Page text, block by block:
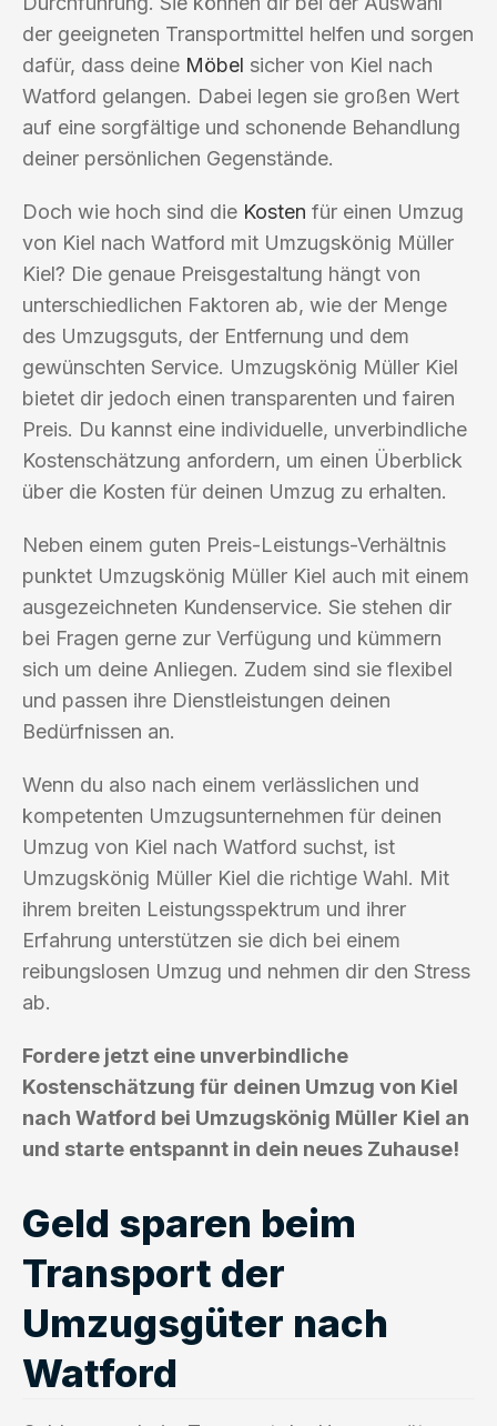
der geeigneten Transportmittel helfen und sorgen
dafür, dass deine Möbel sicher von Kiel nach
Watford gelangen. Dabei legen sie großen Wert
auf eine sorgfältige und schonende Behandlung
deiner persönlichen Gegenstände.
Doch wie hoch sind die Kosten für einen Umzug
von Kiel nach Watford mit Umzugskönig Müller
Kiel? Die genaue Preisgestaltung hängt von
unterschiedlichen Faktoren ab, wie der Menge
des Umzugsguts, der Entfernung und dem
gewünschten Service. Umzugskönig Müller Kiel
bietet dir jedoch einen transparenten und fairen
Preis. Du kannst eine individuelle, unverbindliche
Kostenschätzung anfordern, um einen Überblick
über die Kosten für deinen Umzug zu erhalten.
Neben einem guten Preis-Leistungs-Verhältnis
punktet Umzugskönig Müller Kiel auch mit einem
ausgezeichneten Kundenservice. Sie stehen dir
bei Fragen gerne zur Verfügung und kümmern
sich um deine Anliegen. Zudem sind sie flexibel
und passen ihre Dienstleistungen deinen
Bedürfnissen an.
Wenn du also nach einem verlässlichen und
kompetenten Umzugsunternehmen für deinen
Umzug von Kiel nach Watford suchst, ist
Umzugskönig Müller Kiel die richtige Wahl. Mit
ihrem breiten Leistungsspektrum und ihrer
Erfahrung unterstützen sie dich bei einem
reibungslosen Umzug und nehmen dir den Stress
ab.
Fordere jetzt eine unverbindliche
Kostenschätzung für deinen Umzug von Kiel
nach Watford bei Umzugskönig Müller Kiel an
und starte entspannt in dein neues Zuhause!
Geld sparen beim
Transport der
Umzugsgüter nach
Watford